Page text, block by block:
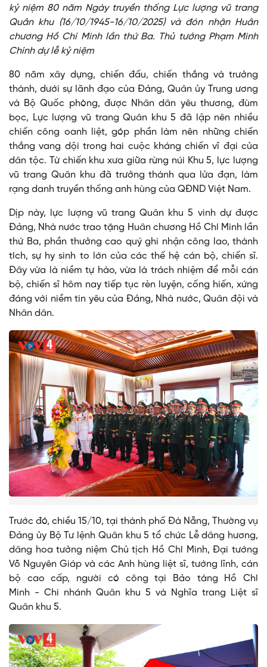
kỷ niệm 80 năm Ngày truyền thống Lực lượng vũ trang
Quân khu (16/10/1945-16/10/2025) và đón nhận Huân
chương Hồ Chí Minh lần thứ Ba. Thủ tướng Phạm Minh
Chính dự lễ kỷ niệm
80 năm xây dựng, chiến đấu, chiến thắng và trưởng
thành, dưới sự lãnh đạo của Đảng, Quân ủy Trung ương
và Bộ Quốc phòng, được Nhân dân yêu thương, đùm
bọc, Lực lượng vũ trang Quân khu 5 đã lập nên nhiều
chiến công oanh liệt, góp phần làm nên những chiến
thắng vang dội trong hai cuộc kháng chiến vĩ đại của
dân tộc. Từ chiến khu xưa giữa rừng núi Khu 5, lực lượng
vũ trang Quân khu đã trưởng thành qua lửa đạn, làm
rạng danh truyền thống anh hùng của QĐND Việt Nam.
Dịp này, lực lượng vũ trang Quân khu 5 vinh dự được
Đảng, Nhà nước trao tặng Huân chương Hồ Chí Minh lần
thứ Ba, phần thưởng cao quý ghi nhận công lao, thành
tích, sự hy sinh to lớn của các thế hệ cán bộ, chiến sĩ.
Đây vừa là niềm tự hào, vừa là trách nhiệm để mỗi cán
bộ, chiến sĩ hôm nay tiếp tục rèn luyện, cống hiến, xứng
đáng với niềm tin yêu của Đảng, Nhà nước, Quân đội và
Nhân dân.
Trước đó, chiều 15/10, tại thành phố Đà Nẵng, Thường vụ
Đảng ủy Bộ Tư lệnh Quân khu 5 tổ chức Lễ dâng hương,
dâng hoa tưởng niệm Chủ tịch Hồ Chí Minh, Đại tướng
Võ Nguyên Giáp và các Anh hùng liệt sĩ, tướng lĩnh, cán
bộ cao cấp, người có công tại Bảo tàng Hồ Chí
Minh - Chi nhánh Quân khu 5 và Nghĩa trang Liệt sĩ
Quân khu 5.